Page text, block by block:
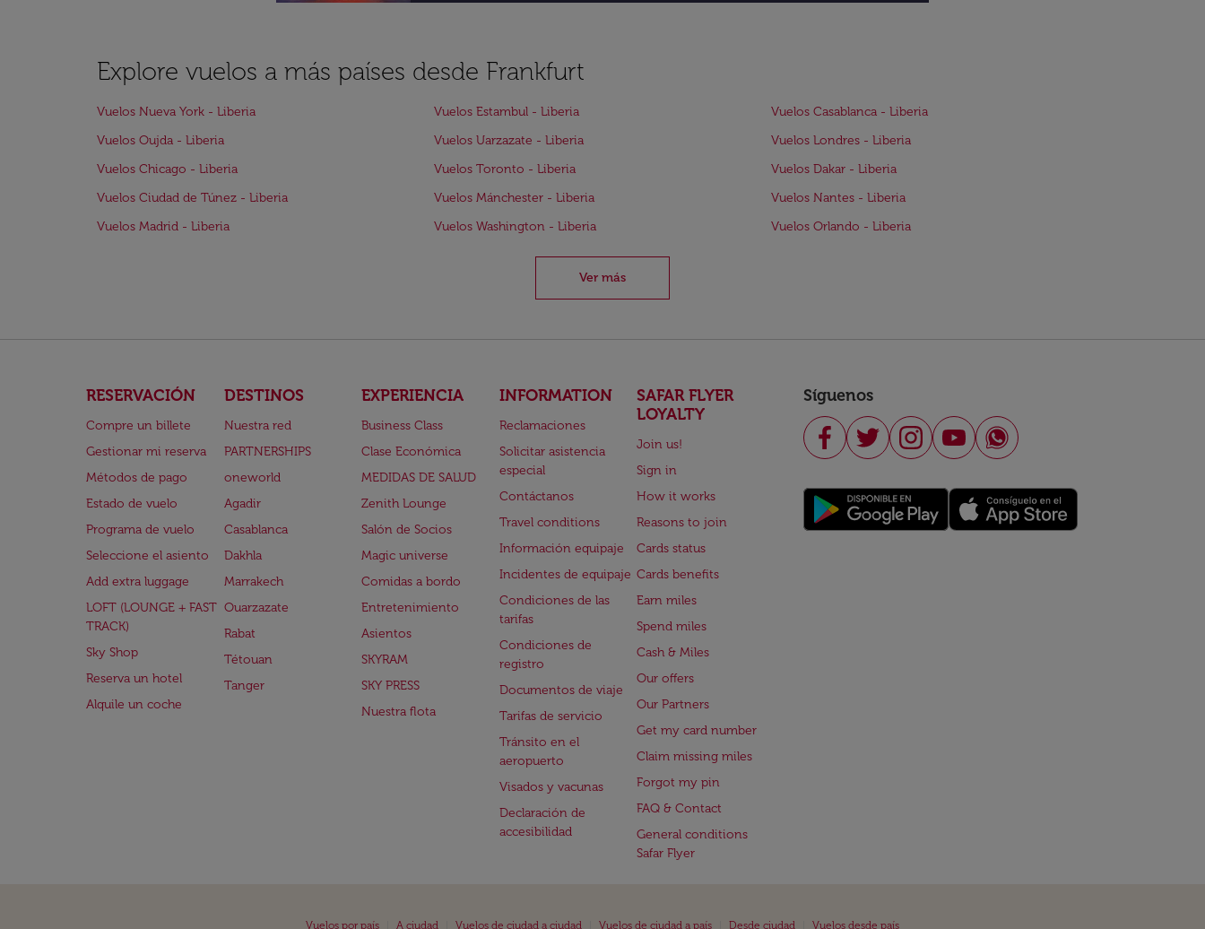
Explore vuelos a más países desde Frankfurt
Vuelos Nueva York - Liberia Vuelos Estambul - Liberia
Vuelos Casablanca - Liberia
Vuelos Oujda - Liberia
Vuelos Uarzazate - Liberia
Vuelos Londres - Liberia
Vuelos Chicago - Liberia
Vuelos Toronto - Liberia
Vuelos Dakar - Liberia
Vuelos Ciudad de Túnez - Liberia
Vuelos Mánchester - Liberia
Vuelos Nantes - Liberia
Vuelos Madrid - Liberia
Vuelos Washington - Liberia Vuelos Orlando - Liberia
Ver más
RESERVACIÓN
Compre un billete
Gestionar mi reserva
Métodos de pago
Estado de vuelo
Programa de vuelo
Seleccione el asiento
Add extra luggage
LOFT (LOUNGE + FAST
TRACK)
Sky Shop
Reserva un hotel
Alquile un coche
DESTINOS
Nuestra red
PARTNERSHIPS
oneworld
Agadir
Casablanca
Dakhla
Marrakech
Ouarzazate
Rabat
Tétouan
Tanger
EXPERIENCIA
Business Class
Clase Económica
MEDIDAS DE SALUD
Zenith Lounge
Salón de Socios
Magic universe
Comidas a bordo
Entretenimiento
Asientos
SKYRAM
SKY PRESS
Nuestra flota
INFORMATION
Reclamaciones
Solicitar asistencia
especial
Contáctanos
Travel conditions
Información equipaje
Incidentes de equipaje
Condiciones de las
tarifas
Condiciones de
registro
Documentos de viaje
Tarifas de servicio
Tránsito en el
aeropuerto
Visados y vacunas
Declaración de
accesibilidad
SAFAR FLYER
LOYALTY
Join us!
Sign in
How it works
Reasons to join
Cards status
Cards benefits
Earn miles
Spend miles
Cash & Miles
Our offers
Our Partners
Get my card number
Claim missing miles
Forgot my pin
FAQ & Contact
General conditions
Safar Flyer
Síguenos
Vuelos por país A ciudad Vuelos de ciudad a ciudad Vuelos de ciudad a país Desde ciudad Vuelos desde país